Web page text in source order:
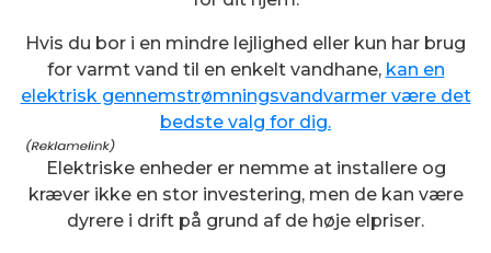
Hvis du bor i en mindre lejlighed eller kun har brug
for varmt vand til en enkelt vandhane, kan en
elektrisk gennemstrømningsvandvarmer være det
bedste valg for dig.
Elektriske enheder er nemme at installere og
kræver ikke en stor investering, men de kan være
dyrere i drift på grund af de høje elpriser.